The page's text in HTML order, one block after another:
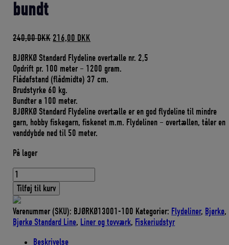
bundt
240,00DKK Den
pris
var:
240,00 DKK.
216,00 DKK
pris
er:
216,00 DKK.
BJØRKØ Standard Flydeline overtælle nr. 2,5
Opdrift pr. 100 meter – 1200 gram.
Flådafstand (flådmidte) 37 cm.
Brudstyrke 60 kg.
Bundter a 100 meter.
BJØRKØ Standard Flydeline overtælle er en god flydeline til mindre
garn, hobby fiskegarn, fiskenet m.m. Flydelinen – overtællen, tåler en
vanddybde ned til 50 meter.
På lager
BJØRKØ
NR.
2,5
STANDARD
FLYDELINE
Pris
Tilføj til kurv
Varenummer (SKU): BJØRKØ13001-100 Kategorier: Flydeliner, Bjørkø,
Bjørkø Standard Line, Liner og tovværk, Fiskeriudstyr
Beskrivelse